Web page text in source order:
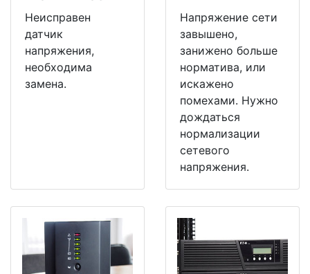
Неисправен
датчик
напряжения,
необходима
замена.
Напряжение сети
завышено,
занижено больше
норматива, или
искажено
помехами. Нужно
дождаться
нормализации
сетевого
напряжения.